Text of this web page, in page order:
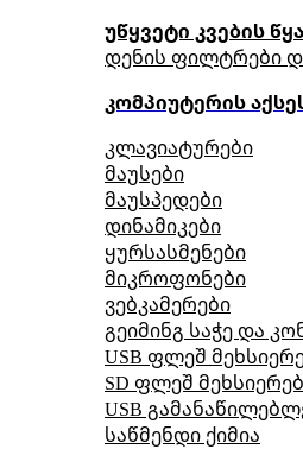
უწყვეტი კვების
დენის ფილტრები
კომპიუტერის
კლავიატურები
მაუსები
მაუსპედები
დინამიკები
ყურსასმენები
მიკროფონები
ვებკამერები
გეიმინგ საჭე და
USB ფლეშ
SD ფლეშ
USB
საწმენდი ქიმია